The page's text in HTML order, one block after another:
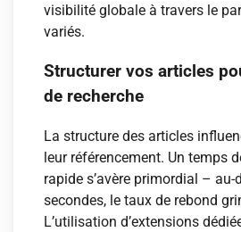
visibilité globale à travers le
variés.
Structurer vos articles
de recherche
La structure des articles
leur référencement. Un temps
rapide s’avère primordial – au-
secondes, le taux de rebond
L’utilisation d’extensions